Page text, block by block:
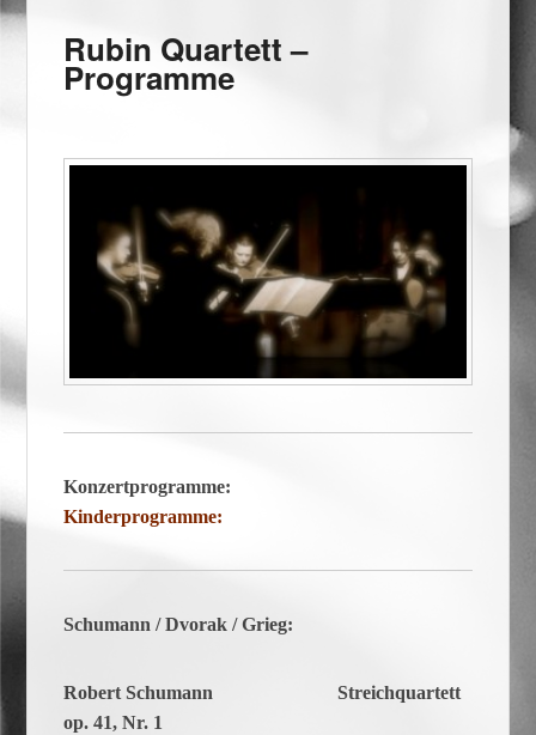
Rubin Quartett –
Programme
Konzertprogramme:
Kinderprogramme:
Schumann / Dvorak / Grieg:
Robert Schumann Streichquartett
op. 41, Nr. 1